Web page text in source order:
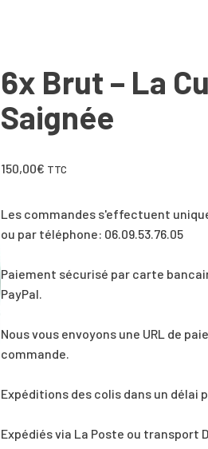
6x Brut – La
Saignée
150,00€ TTC
Les commandes s'effectuent
ou par téléphone: 06.09.53.76.05
Paiement sécurisé par carte
PayPal.
Nous vous envoyons une URL de
commande.
Expéditions des colis dans un délai
Expédiés via La Poste ou transport